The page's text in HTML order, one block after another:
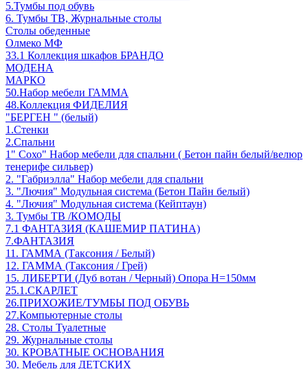
5.Тумбы под обувь
6. Тумбы ТВ, Журнальные столы
Столы обеденные
Олмеко МФ
33.1 Коллекция шкафов БРАНДО
МОДЕНА
МАРКО
50.Набор мебели ГАММА
48.Коллекция ФИДЕЛИЯ
"БЕРГЕН " (белый)
1.Стенки
2.Спальни
1" Сохо" Набор мебели для спальни ( Бетон пайн белый/велюр
тенерифе сильвер)
2. "Габриэлла" Набор мебели для спальни
3. "Лючия" Модульная система (Бетон Пайн белый)
4. "Лючия" Модульная система (Кейптаун)
3. Тумбы ТВ /КОМОДЫ
7.1 ФАНТАЗИЯ (КАШЕМИР ПАТИНА)
7.ФАНТАЗИЯ
11. ГАММА (Таксония / Белый)
12. ГАММА (Таксония / Грей)
15. ЛИБЕРТИ (Дуб вотан / Черный) Опора Н=150мм
25.1.СКАРЛЕТ
26.ПРИХОЖИЕ/ТУМБЫ ПОД ОБУВЬ
27.Компьютерные столы
28. Столы Туалетные
29. Журнальные столы
30. КРОВАТНЫЕ ОСНОВАНИЯ
30. Мебель для ДЕТСКИХ